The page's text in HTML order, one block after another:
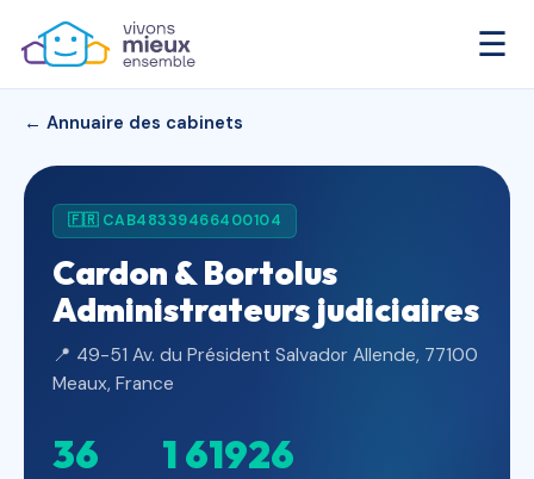
☰
← Annuaire des cabinets
🇫🇷 CAB48339466400104
Cardon & Bortolus
Administrateurs judiciaires
📍 49-51 Av. du Président Salvador Allende, 77100
Meaux, France
36 1 61926